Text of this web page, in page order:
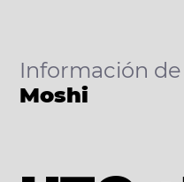
Información
Moshi